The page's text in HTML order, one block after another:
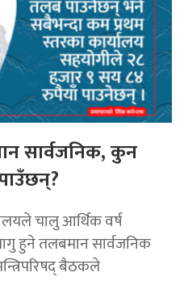
सार्वजनिक, कुन
चालु आर्थिक वर्ष
हुने तलबमान सार्वजनिक
बैठकले